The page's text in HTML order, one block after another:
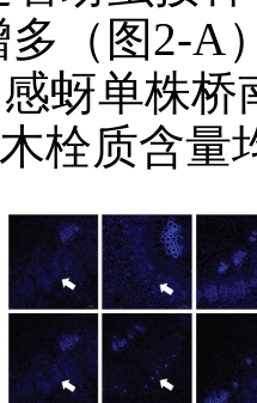
多（图2-A
蚜单株
栓质含